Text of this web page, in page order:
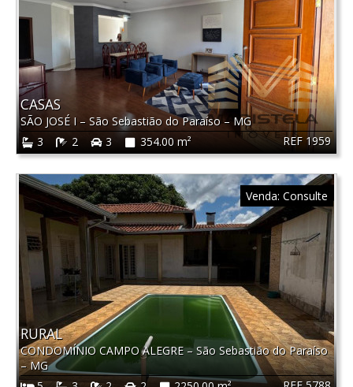
REF 1959
CASAS
SÃO JOSÉ I – São Sebastião do Paraíso– MG
3
2 3 354.00 m²
RURAL
CONDOMÍNIO CAMPO ALEGRE–São Sebastião do Paraíso
–MG
Venda: Consulte